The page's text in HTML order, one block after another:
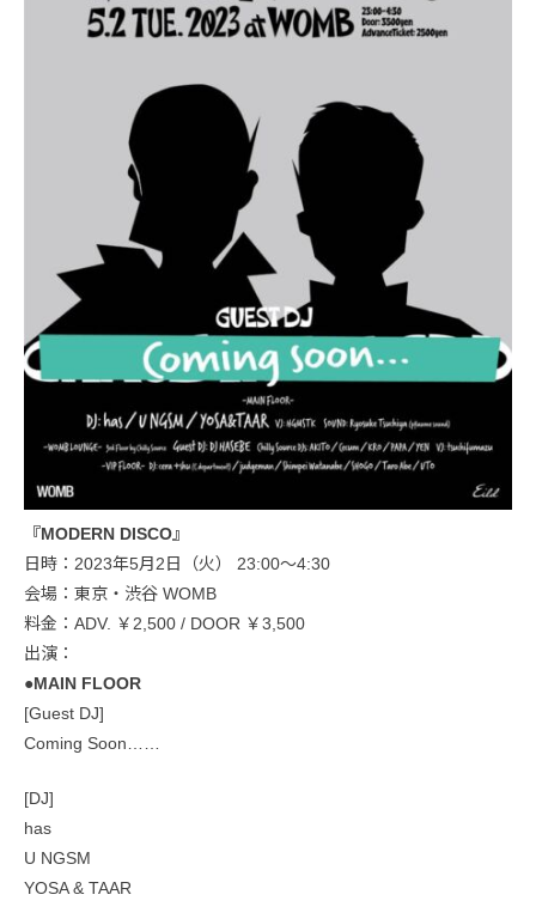
『MODERN DISCO』
日時：2023年5月2日（火） 23:00〜4:30
会場：東京・渋谷 WOMB
料金：ADV. ￥2,500 / DOOR ￥3,500
出演：
●MAIN FLOOR
[Guest DJ]
Coming Soon……
[DJ]
has
U NGSM
YOSA & TAAR